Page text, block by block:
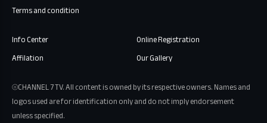
Terms and condition
Info Center
Online Registration
Affilation
Our Gallery
⦾CHANNEL 7 TV. All content is owned by its respective owners. Names and
logos used are for identification only and do not imply endorsement
unless specified.